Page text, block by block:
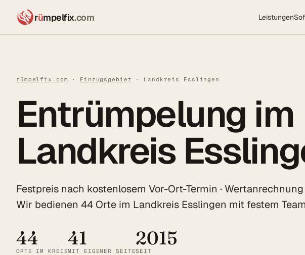
rümpelfix.com Leistungen
rümpelfix.com · Einzugsgebiet · Landkreis Esslingen
Entrümpelung im
Landkreis
Festpreis nach kostenlosem Vor-Ort-Termin ·
Wir bedienen 44 Orte im Landkreis Esslingen mit festem
44
ORTE IM KREIS
41
MIT EIGENER SEITE
2015
SEIT